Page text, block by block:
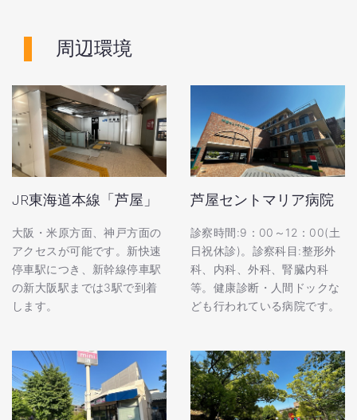
周辺環境
JR東海道本線「芦屋」
大阪・米原方面、神戸方面の
アクセスが可能です。新快速
停車駅につき、新幹線停車駅
の新大阪駅までは3駅で到着
します。
芦屋セントマリア病院
診察時間:9：00～12：00(土
日祝休診)。診察科目:整形外
科、内科、外科、腎臓内科
等。健康診断・人間ドックな
ども行われている病院です。